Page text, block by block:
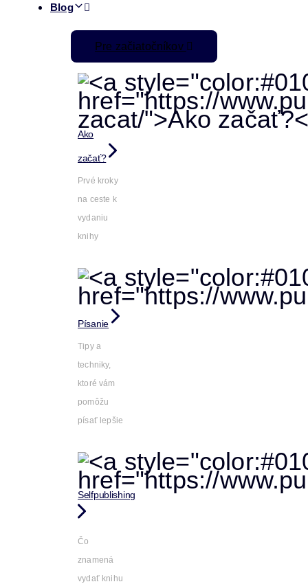
Blog
Pre začiatočníkov
Ako
začať?
Prvé kroky
na ceste k
vydaniu
knihy
Písanie
Tipy a
techniky,
ktoré vám
pomôžu
písať lepšie
Selfpublishing
Čo
znamená
vydať knihu